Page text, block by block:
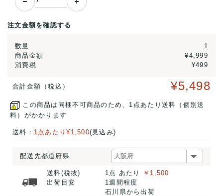
注文金額を確認する
数量
1
商品金額
¥4,999
消費税
¥499
合計金額（税込） ¥5,498
この商品は同梱不可商品のため、1点あたり送料（個別送
料）がかかります
送料： 1点あたり¥1,500(見込み)
配送先都道府県
送料(税抜)
出荷目安
1点 あたり
￥1,500
1週間程度
石川県から出荷